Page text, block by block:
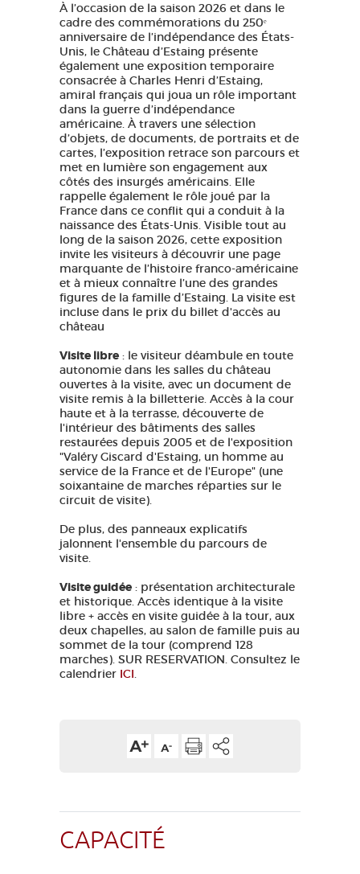
À l’occasion de la saison 2026 et dans le
cadre des commémorations du 250ᵉ
anniversaire de l’indépendance des États-
Unis, le Château d’Estaing présente
également une exposition temporaire
consacrée à Charles Henri d’Estaing,
amiral français qui joua un rôle important
dans la guerre d’indépendance
américaine. À travers une sélection
d’objets, de documents, de portraits et de
cartes, l’exposition retrace son parcours et
met en lumière son engagement aux
côtés des insurgés américains. Elle
rappelle également le rôle joué par la
France dans ce conflit qui a conduit à la
naissance des États-Unis. Visible tout au
long de la saison 2026, cette exposition
invite les visiteurs à découvrir une page
marquante de l’histoire franco-américaine
et à mieux connaître l’une des grandes
figures de la famille d’Estaing. La visite est
incluse dans le prix du billet d'accès au
château
Visite libre : le visiteur déambule en toute
autonomie dans les salles du château
ouvertes à la visite, avec un document de
visite remis à la billetterie. Accès à la cour
haute et à la terrasse, découverte de
l'intérieur des bâtiments des salles
restaurées depuis 2005 et de l'exposition
"Valéry Giscard d'Estaing, un homme au
service de la France et de l'Europe" (une
soixantaine de marches réparties sur le
circuit de visite).
De plus, des panneaux explicatifs
jalonnent l'ensemble du parcours de
visite.
Visite guidée : présentation architecturale
et historique. Accès identique à la visite
libre + accès en visite guidée à la tour, aux
deux chapelles, au salon de famille puis au
sommet de la tour (comprend 128
marches). SUR RESERVATION. Consultez le
calendrier ICI.
CAPACITÉ